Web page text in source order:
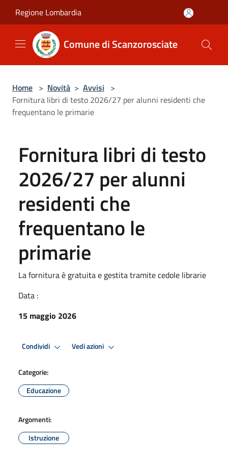
Regione Lombardia
Comune di Scanzorosciate
Home > Novità > Avvisi >
Fornitura libri di testo 2026/27 per alunni residenti che
frequentano le primarie
Fornitura libri di testo
2026/27 per alunni
residenti che
frequentano le
primarie
La fornitura è gratuita e gestita tramite cedole librarie
Data :
15 maggio 2026
Condividi Vedi azioni
Categorie:
Educazione
Argomenti:
Istruzione